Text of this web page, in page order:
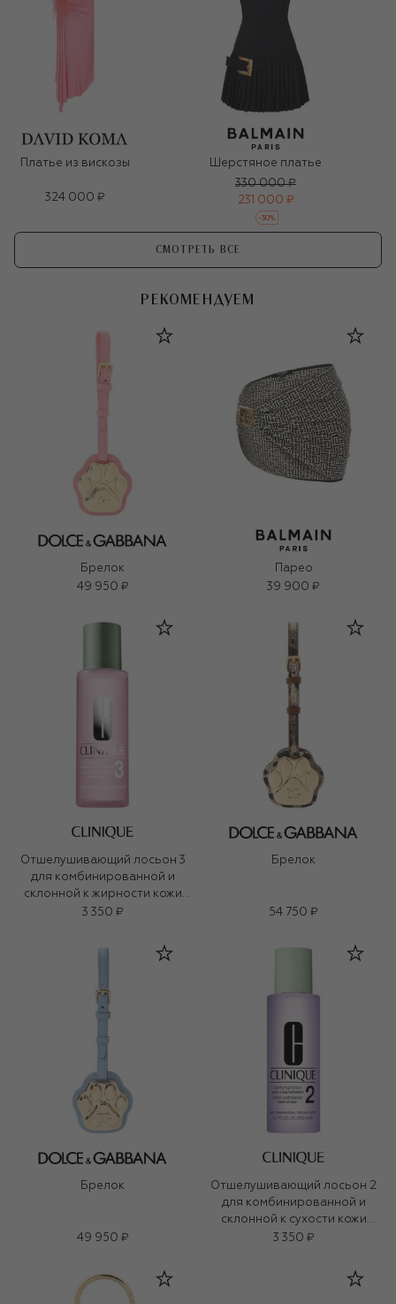
Платье из вискозы
324 000 ₽
Шерстяное платье
330 000 ₽
231 000 ₽
-30%
СМОТРЕТЬ ВСЕ
РЕКОМЕНДУЕМ
Брелок
49 950 ₽
Парео
39 900 ₽
Отшелушивающий лосьон 3
для комбинированной и
склонной к жирности кожи
Clarifying Lotion (200ml)
3 350 ₽
Брелок
54 750 ₽
Брелок
49 950 ₽
Отшелушивающий лосьон 2
для комбинированной и
склонной к сухости кожи
Clarifying Lotion (200ml)
3 350 ₽